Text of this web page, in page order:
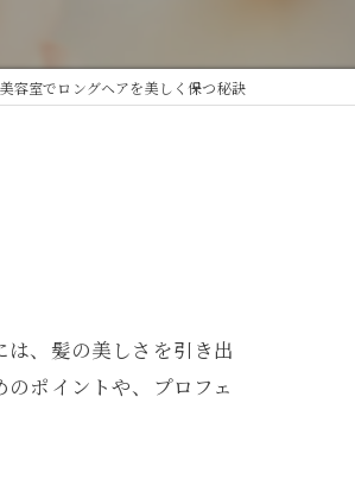
容室でロングヘアを美しく保つ秘訣
、髪の美しさを引き出
ポイントや、プロフェ